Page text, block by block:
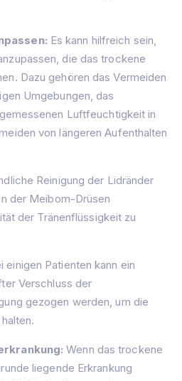
Es kann hilfreich sein,
die das trockene
Dazu gehören das Vermeiden
Umgebungen, das
Luftfeuchtigkeit in
von längeren Aufenthalten
Reinigung der Lidränder
der Meibom-Drüsen
der Tränenflüssigkeit zu
einigen Patienten kann ein
Verschluss der
gezogen werden, um die
Wenn das trockene
liegende Erkrankung